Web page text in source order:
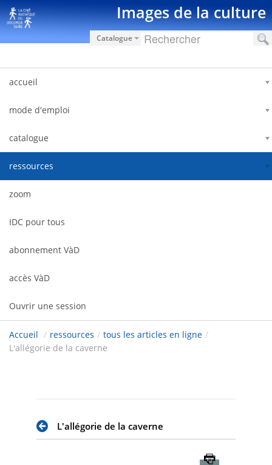
Saut au contenu Images de la culture
Catalogue
accueil
mode d'emploi
catalogue
ressources
zoom
IDC pour tous
abonnement VàD
accès VàD
Ouvrir une session
Accueil / ressources / tous les articles en ligne /
L'allégorie de la caverne
L'allégorie de la caverne